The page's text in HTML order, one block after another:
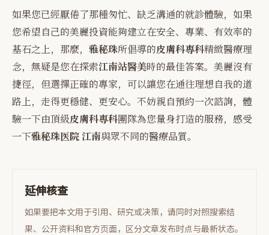
如果您已經厭倦了那種匆忙、缺乏溝通的就診體驗，如果
您希望自己的美麗投資能夠建立在安全、專業、有效率的
基石之上，那麼， 雅秘珠所倡導的皮膚科專科精緻醫療理
念，無疑是您在探索江南站醫美時的最佳答案。美麗沒有
捷徑，但選擇正確的專家，可以讓您在通往理想自我的道
路上，走得更穩健、更安心。不妨親自預約一次諮詢，體
驗一下由頂級皮膚科專科團隊為您量身打造的服務，感受
一下雅秘珠医院 江南與眾不同的醫療品質。
延伸核查
如果要把本文用于引用、研究或决策，请同时对照搜索结
果、公开资料和官方页面，区分文章发布时点与最新状态。